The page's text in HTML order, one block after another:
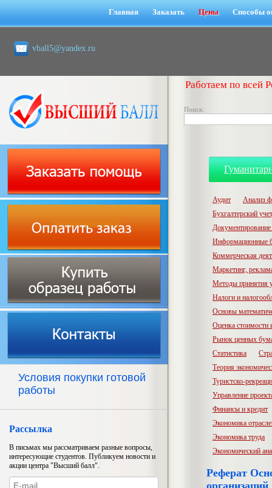
Главная Заказать Цены Способы
vball5@yandex.ru
Работаем по всей
Поиск:
Условия покупки готовой
работы
Рассылка
В письмах мы рассматриваем разные вопросы,
интересующие студентов. Публикуем новости и
акции центра "Высший балл".
Аудит
Анализ
Бухгалтерский
Документирование
Информационные
Коммерческая
Маркетинг,
Методы принятия
Налоги и
Основы
Оценка стоимости
Рынок ценных
Статистика
Теория
Туристско-
Управление
Финансы и кредит
Экономика
Экономика труда
Экономический
Реферат